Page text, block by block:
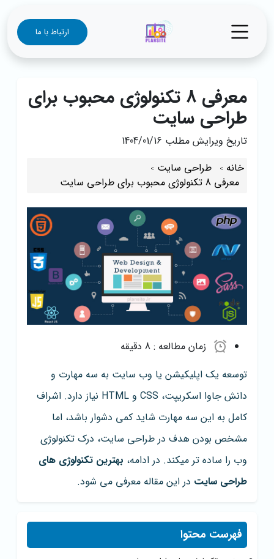
ارتباط با ما
معرفی 8 تکنولوژی محبوب برای
طراحی سایت
تاریخ ویرایش مطلب 1404/01/16
خانه
طراحی سایت
معرفی 8 تکنولوژی محبوب برای طراحی سایت
زمان مطالعه : 8 دقیقه
توسعه یک اپلیکیشن یا وب سایت به سه مهارت و
دانش جاوا اسکریپت، CSS و HTML نیاز دارد. اشراف
کامل به این سه مهارت شاید کمی دشوار باشد، اما
مشخص بودن هدف در طراحی سایت، درک تکنولوژی
وب را ساده­ تر می­کند. در ادامه، بهترین تکنولوژی های
طراحی سایت در این مقاله معرفی می شود.
فهرست محتوا